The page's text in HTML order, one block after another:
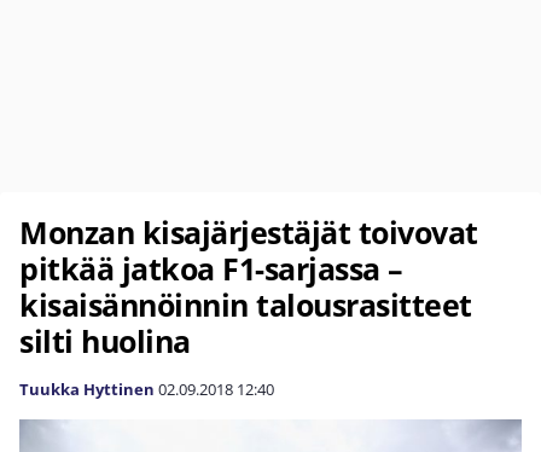
Monzan kisajärjestäjät toivovat
pitkää jatkoa F1-sarjassa –
kisaisännöinnin talousrasitteet
silti huolina
Tuukka Hyttinen 02.09.2018 12:40